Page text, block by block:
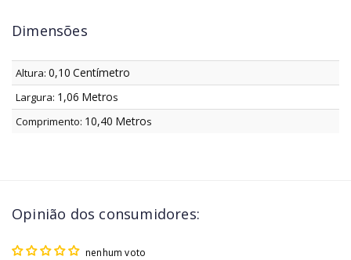
Dimensões
Altura: 0,10 Centímetro
Largura: 1,06 Metros
Comprimento: 10,40 Metros
Opinião dos consumidores:
nenhum voto